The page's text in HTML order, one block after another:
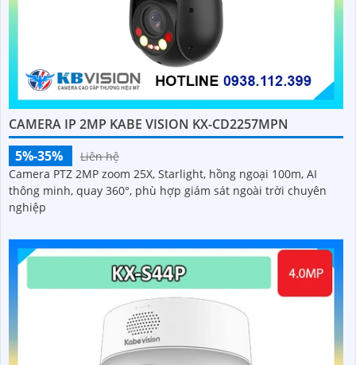
CAMERA IP 2MP KABE VISION KX-CD2257MPN
5%-35%
Liên hệ
Camera PTZ 2MP zoom 25X, Starlight, hồng ngoại 100m, AI
thông minh, quay 360°, phù hợp giám sát ngoài trời chuyên
nghiệp